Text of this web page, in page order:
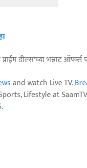
डील्स'च्या भन्नाट ऑफर्स
and watch Live TV.
Lifestyle at
.